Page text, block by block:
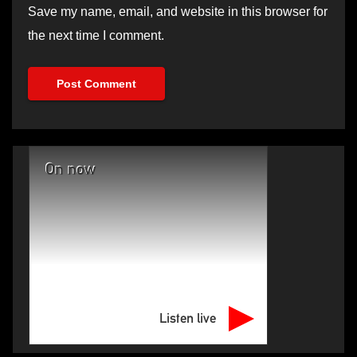
Save my name, email, and website in this browser for
the next time I comment.
On now
Listen live